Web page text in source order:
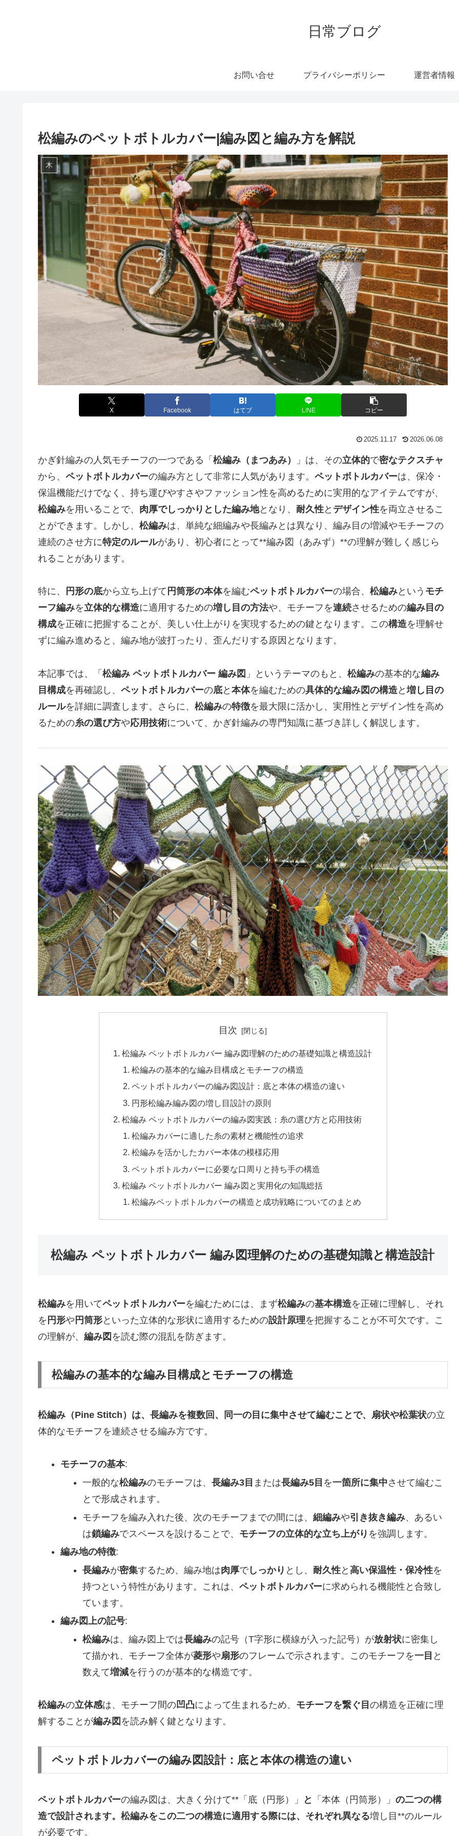
日常ブログ
お問い合せ プライバシーポリシー 運営者情報
松編みのペットボトルカバー|編み図と編み方を解説
木
X Facebook はてブ LINE コピー
2025.11.17 2026.06.08
かぎ針編みの人気モチーフの一つである「 松編み（まつあみ） 」は、その立体的で密なテクスチャ
から、 ペットボトルカバーの編み方として非常に人気があります。 ペットボトルカバーは、保冷・
保温機能だけでなく、持ち運びやすさやファッション性を高めるために実用的なアイテムですが、
松編みを用いることで、 肉厚でしっかりとした編み地となり、 耐久性と デザイン性を両立させるこ
とができます。しかし、 松編みは、単純な細編みや長編みとは異なり、編み目の増減やモチーフの
連続のさせ方に特定のルールがあり、初心者にとって**編み図（あみず）**の理解が難しく感じら
れることがあります。
特に、 円形の底から立ち上げて 円筒形の本体を編むペットボトルカバーの場合、 松編みという モチ
ーフ編みを立体的な構造に適用するための増し目の方法や、モチーフを連続させるための編み目の
構成を正確に把握することが、美しい仕上がりを実現するための鍵となります。この構造を理解せ
ずに編み進めると、編み地が波打ったり、歪んだりする原因となります。
本記事では、「 松編み ペットボトルカバー 編み図 」というテーマのもと、 松編みの基本的な編み
目構成を再確認し、 ペットボトルカバーの底と 本体を編むための具体的な編み図の構造と 増し目の
ルールを詳細に調査します。さらに、 松編みの特徴を最大限に活かし、実用性とデザイン性を高め
るための糸の選び方や応用技術について、かぎ針編みの専門知識に基づき詳しく解説します。
目次
松編み ペットボトルカバー 編み図理解のための基礎知識と構造設計
松編みの基本的な編み目構成とモチーフの構造
ペットボトルカバーの編み図設計：底と本体の構造の違い
円形松編み編み図の増し目設計の原則
松編み ペットボトルカバーの編み図実践：糸の選び方と応用技術
松編みカバーに適した糸の素材と機能性の追求
松編みを活かしたカバー本体の模様応用
ペットボトルカバーに必要な口周りと持ち手の構造
松編み ペットボトルカバー 編み図と実用化の知識総括
松編みペットボトルカバーの構造と成功戦略についてのまとめ
松編み ペットボトルカバー 編み図理解のための基礎知識と構造設計
松編みを用いてペットボトルカバーを編むためには、まず松編みの基本構造を正確に理解し、それ
を 円形や 円筒形といった立体的な形状に適用するための設計原理を把握することが不可欠です。こ
の理解が、 編み図 を読む際の混乱を防ぎます。
松編みの基本的な編み目構成とモチーフの構造
松編み（Pine Stitch）は、長編みを複数回、同一の目に集中させて編むことで、扇状や松葉状の立
体的なモチーフを連続させる編み方です。
モチーフの基本:
一般的な松編みのモチーフは、長編み3目 または長編み5目 を一箇所に集中させて編むこ
とで形成されます。
モチーフを編み入れた後、次のモチーフまでの間には、細編みや引き抜き編み、あるい
は鎖編みでスペースを設けることで、 モチーフの立体的な立ち上がり を強調します。
編み地の特徴:
長編みが密集するため、編み地は肉厚でしっかり とし、 耐久性と高い保温性・保冷性を
持つという特性があります。これは、ペットボトルカバーに求められる機能性と合致し
ています。
編み図上の記号:
松編みは、編み図上では長編みの記号（T字形に横線が入った記号）が放射状に密集し
て描かれ、モチーフ全体が菱形や扇形のフレームで示されます。このモチーフを一目 と
数えて増減を行うのが基本的な構造です。
松編みの立体感は、モチーフ間の凹凸によって生まれるため、 モチーフを繋ぐ目 の構造を正確に理
解することが編み図 を読み解く鍵となります。
ペットボトルカバーの編み図設計：底と本体の構造の違い
ペットボトルカバーの編み図は、大きく分けて**「底（円形）」 と 「本体（円筒形）」 の二つの構
造で設計されます。松編みをこの二つの構造に適用する際には、それぞれ異なる増し目**のルール
が必要です。